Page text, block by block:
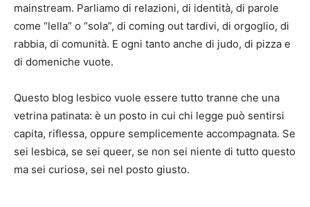
mainstream. Parliamo di relazioni, di identità, di parole
come “lella” o “sola”, di coming out tardivi, di orgoglio, di
rabbia, di comunità. E ogni tanto anche di judo, di pizza e
di domeniche vuote.
Questo blog lesbico vuole essere tutto tranne che una
vetrina patinata: è un posto in cui chi legge può sentirsi
capita, riflessa, oppure semplicemente accompagnata. Se
sei lesbica, se sei queer, se non sei niente di tutto questo
ma sei curiosə, sei nel posto giusto.